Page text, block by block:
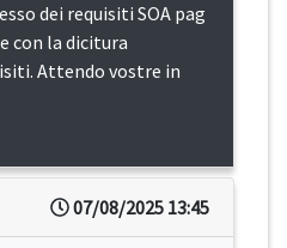
dei requisiti SOA pag
con la dicitura
Attendo vostre in
07/08/2025 13:45